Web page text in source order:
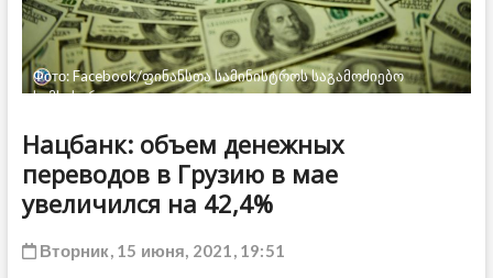
Фото: Facebook/ფინანსთა სამინისტროს საგამოძიებო
სამსახური
Нацбанк: объем денежных
переводов в Грузию в мае
увеличился на 42,4%
Вторник, 15 июня, 2021, 19:51